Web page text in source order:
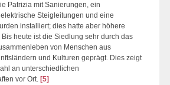
Patrizia mit Sanierungen, ein
Steigleitungen und eine
installiert; dies hatte aber höhere
Bis heute ist die Siedlung sehr durch das
von Menschen aus
und Kulturen geprägt. Dies zeigt
an unterschiedlichen
vor Ort. [5]